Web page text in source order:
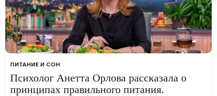
ПИТАНИЕ И СОН
Психолог Анетта Орлова рассказала о
принципах правильного питания.